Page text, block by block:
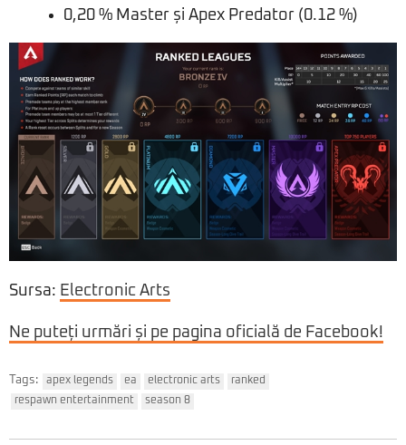
0,20 % Master și Apex Predator (0.12 %)
Sursa: Electronic Arts
Ne puteți urmări și pe pagina oficială de Facebook!
Tags: apex legends ea electronic arts
ranked
respawn entertainment
season 8